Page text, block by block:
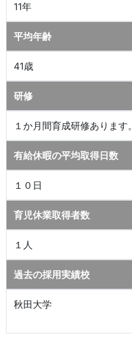
11年
平均年齢
41歳
研修
１か月間育成研修あります。
有給休暇の平均取得日数
１０日
育児休業取得者数
１人
過去の採用実績校
秋田大学